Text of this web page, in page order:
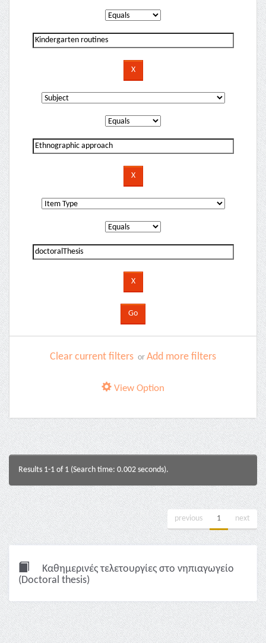
Clear current filters or Add more filters
View Option
Results 1-1 of 1 (Search time: 0.002 seconds).
previous 1 next
Καθημερινές τελετουργίες στο νηπιαγωγείο
(Doctoral thesis)